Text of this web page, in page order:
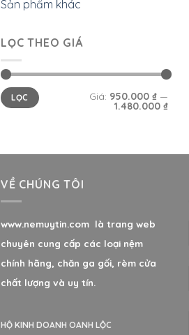
Sản phẩm khác
LỌC THEO GIÁ
LỌC Giá: 950.000 ₫ —
1.480.000 ₫
VỀ CHÚNG TÔI
www.nemuytin.com là trang web
chuyên cung cấp các loại nệm
chính hãng, chăn ga gối, rèm cửa
chất lượng và uy tín.
HỘ KINH DOANH OANH LỘC